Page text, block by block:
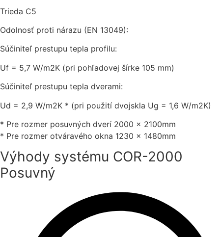
Trieda C5
Odolnosť proti nárazu (EN 13049):
Súčiniteľ prestupu tepla profilu:
Uf = 5,7 W/m2K (pri pohľadovej šírke 105 mm)
Súčiniteľ prestupu tepla dverami:
Ud = 2,9 W/m2K * (pri použití dvojskla Ug = 1,6 W/m2K)
* Pre rozmer posuvných dverí 2000 x 2100mm
* Pre rozmer otváravého okna 1230 x 1480mm
Výhody systému COR-2000
Posuvný